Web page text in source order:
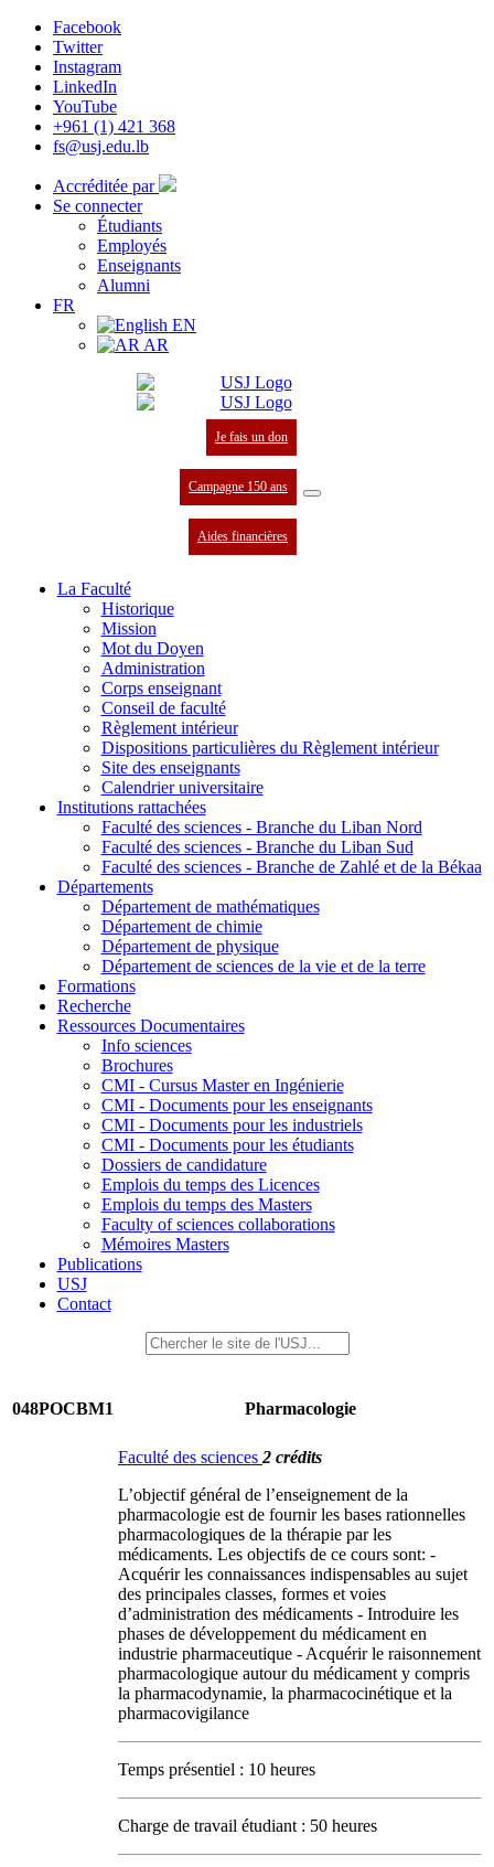
Facebook
Twitter
Instagram
LinkedIn
YouTube
+961 (1) 421 368
fs@usj.edu.lb
Accréditée par
Se connecter
Étudiants
Employés
Enseignants
Alumni
FR
EN
AR
Je fais un don
Campagne 150 ans
Aides financières
La Faculté
Historique
Mission
Mot du Doyen
Administration
Corps enseignant
Conseil de faculté
Règlement intérieur
Dispositions particulières du Règlement intérieur
Site des enseignants
Calendrier universitaire
Institutions rattachées
Faculté des sciences - Branche du Liban Nord
Faculté des sciences - Branche du Liban Sud
Faculté des sciences - Branche de Zahlé et de la Békaa
Départements
Département de mathématiques
Département de chimie
Département de physique
Département de sciences de la vie et de la terre
Formations
Recherche
Ressources Documentaires
Info sciences
Brochures
CMI - Cursus Master en Ingénierie
CMI - Documents pour les enseignants
CMI - Documents pour les industriels
CMI - Documents pour les étudiants
Dossiers de candidature
Emplois du temps des Licences
Emplois du temps des Masters
Faculty of sciences collaborations
Mémoires Masters
Publications
USJ
Contact
048POCBM1 Pharmacologie
Faculté des sciences 2 crédits
L’objectif général de l’enseignement de la
pharmacologie est de fournir les bases rationnelles
pharmacologiques de la thérapie par les
médicaments. Les objectifs de ce cours sont: -
Acquérir les connaissances indispensables au sujet
des principales classes, formes et voies
d’administration des médicaments - Introduire les
phases de développement du médicament en
industrie pharmaceutique - Acquérir le raisonnement
pharmacologique autour du médicament y compris
la pharmacodynamie, la pharmacocinétique et la
pharmacovigilance
Temps présentiel : 10 heures
Charge de travail étudiant : 50 heures